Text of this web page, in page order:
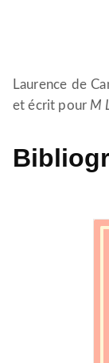
Laurence de
et écrit pourM